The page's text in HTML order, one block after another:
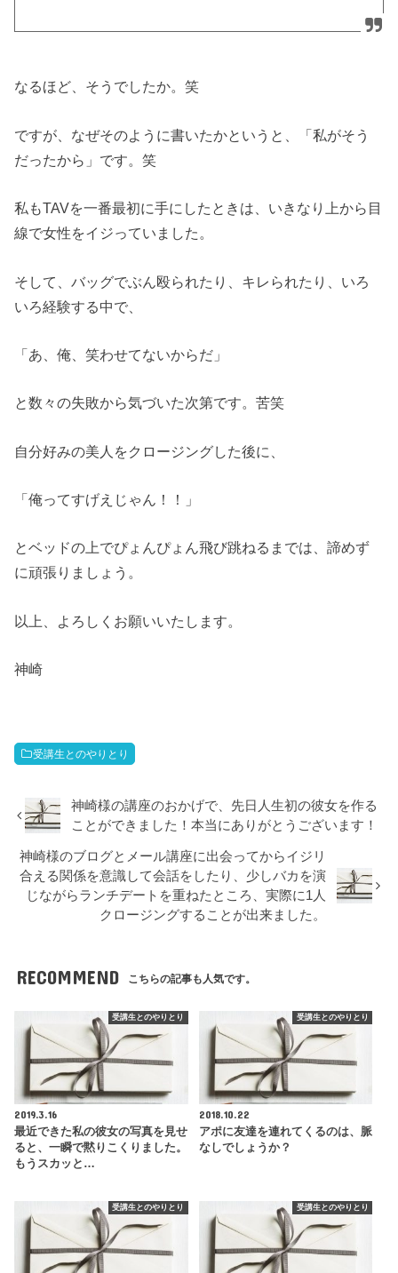
なるほど、そうでしたか。笑
ですが、なぜそのように書いたかというと、「私がそう
だったから」です。笑
私もTAVを一番最初に手にしたときは、いきなり上から目
線で女性をイジっていました。
そして、バッグでぶん殴られたり、キレられたり、いろ
いろ経験する中で、
「あ、俺、笑わせてないからだ」
と数々の失敗から気づいた次第です。苦笑
自分好みの美人をクロージングした後に、
「俺ってすげえじゃん！！」
とベッドの上でぴょんぴょん飛び跳ねるまでは、諦めず
に頑張りましょう。
以上、よろしくお願いいたします。
神崎
受講生とのやりとり
神崎様の講座のおかげで、先日人生初の彼女を作る
ことができました！本当にありがとうございます！
神崎様のブログとメール講座に出会ってからイジリ
合える関係を意識して会話をしたり、少しバカを演
じながらランチデートを重ねたところ、実際に1人
クロージングすることが出来ました。
RECOMMEND こちらの記事も人気です。
受講生とのやりとり
2019.3.16
最近できた私の彼女の写真を見せ
ると、一瞬で黙りこくりました。
もうスカッと…
受講生とのやりとり
2018.10.22
アポに友達を連れてくるのは、脈
なしでしょうか？
受講生とのやりとり 受講生とのやりとり